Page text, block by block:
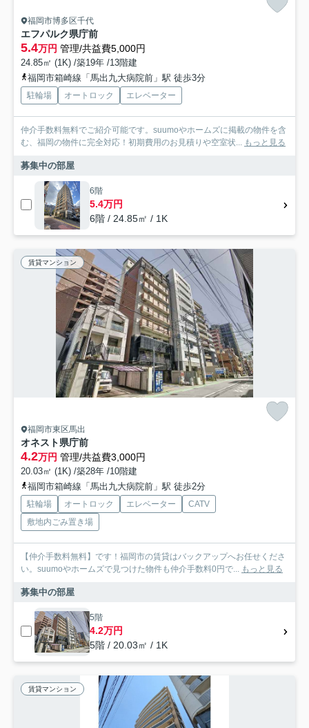
福岡市博多区千代
エフパルク県庁前
5.4万円 管理/共益費5,000円
24.85㎡ (1K) /築19年 /13階建
福岡市箱崎線「馬出九大病院前」駅 徒歩3分
駐輪場 オートロック エレベーター
仲介手数料無料でご紹介可能です。suumoやホームズに掲載の物件を含
む、福岡の物件に完全対応！初期費用のお見積りや空室状...
もっと見る
募集中の部屋
6階
5.4万円
6階 / 24.85㎡ / 1K
賃貸マンション
福岡市東区馬出
オネスト県庁前
4.2万円 管理/共益費3,000円
20.03㎡ (1K) /築28年 /10階建
福岡市箱崎線「馬出九大病院前」駅 徒歩2分
駐輪場 オートロック エレベーター
CATV
敷地内ごみ置き場
【仲介手数料無料】です！福岡市の賃貸はバックアップへお任せくださ
い。suumoやホームズで見つけた物件も仲介手数料0円で...
もっと見る
募集中の部屋
5階
4.2万円
5階 / 20.03㎡ / 1K
賃貸マンション